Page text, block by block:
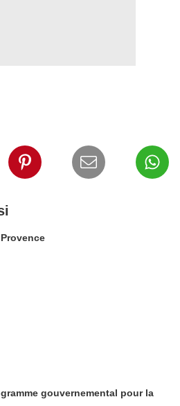
gouvernemental pour la